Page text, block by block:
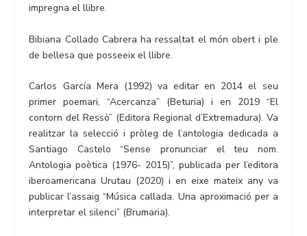
impregna el llibre.
Bibiana Collado Cabrera ha ressaltat el món obert i ple
de bellesa que posseeix el llibre.
Carlos García Mera (1992) va editar en 2014 el seu
primer poemari, “Acercanza” (Beturia) i en 2019 “El
contorn del Ressò” (Editora Regional d’Extremadura). Va
realitzar la selecció i pròleg de l’antologia dedicada a
Santiago Castelo “Sense pronunciar el teu nom.
Antologia poètica (1976- 2015)”, publicada per l’editora
iberoamericana Urutau (2020) i en eixe mateix any va
publicar l’assaig “Música callada. Una aproximació per a
interpretar el silenci” (Brumaria).